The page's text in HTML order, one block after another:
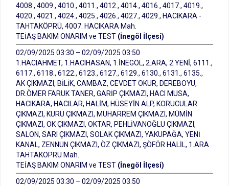
4008., 4009., 4010., 4011., 4012., 4014., 4016., 4017., 4019.,
4020., 4021., 4024., 4025., 4026., 4027., 4029., HACIKARA -
TAHTAKÖPRÜ, 4007. HACIKARA Mah.
TEİAŞ BAKIM ONARIM ve TEST (İnegöl İlçesi)
02/09/2025 03:30 – 02/09/2025 03:50
1.HACIAHMET, 1.HACIHASAN, 1.İNEGÖL, 2.ARA, 2.YENİ, 6111.,
6117., 6118., 6122., 6123., 6127., 6129., 6130., 6131., 6135.,
AK ÇIKMAZI, BİLİK, CAMBAZ, CEVDET OKUR, DEREBOYU,
DR.ÖMER FARUK TANER, GARİP ÇIKMAZI, HACI MUSA,
HACIKARA, HACILAR, HALİM, HÜSEYİN ALP, KORUCULAR
ÇIKMAZI, KURU ÇIKMAZI, MUHARREM ÇIKMAZI, MÜMİN
ÇIKMAZI, OK ÇIKMAZI, OKTAR, PEHLİVANOĞLU ÇIKMAZI,
SALON, SARI ÇIKMAZI, SOLAK ÇIKMAZI, YAKUPAĞA, YENİ
KANAL, ZENNUN ÇIKMAZI, ÖZ ÇIKMAZI, ŞÖFÖR HALİL, 1.ARA
TAHTAKÖPRÜ Mah.
TEİAŞ BAKIM ONARIM ve TEST (İnegöl İlçesi)
02/09/2025 03:30 – 02/09/2025 03:50